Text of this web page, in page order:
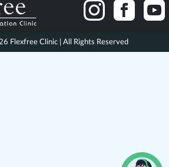
Flexfree Clinic | All Rights Reserved